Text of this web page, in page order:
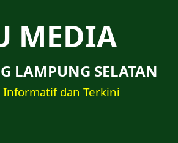
MEDIA
LAMPUNG SELATAN
Informatif dan Terkini